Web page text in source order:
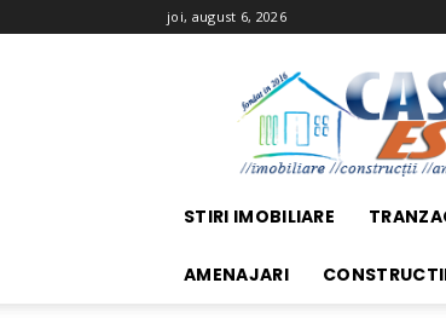
joi, august 6, 2026
EST
STIRI IMOBILIARE
AMENAJARI